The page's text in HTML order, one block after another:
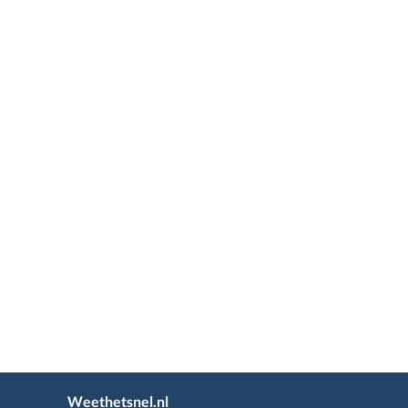
Weethetsnel.nl